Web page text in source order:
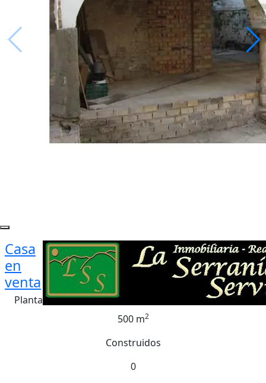
Casa
en
venta
Planta
500 m2
Construidos
0